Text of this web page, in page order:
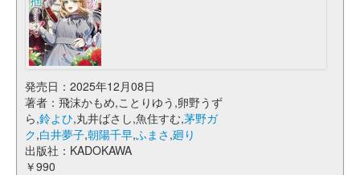
発売日：2025年12月08日
著者：飛沫かもめ,ことりゆう,卵野うず
ら,鈴よひ,丸井ばさし,魚住すむ,茅野ガ
ク,白井夢子,朝陽千早,ふまさ ,廻り
出版社：KADOKAWA
￥990